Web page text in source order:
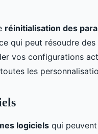
réinitialisation des
qui peut résoudre
vos configurations
les
logiciels qui